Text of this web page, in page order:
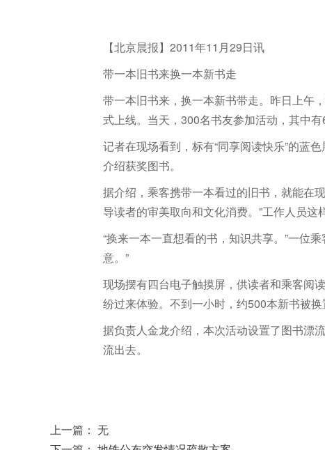
【北京晨报】2011年11月29日讯
带一本旧书来换一本新书走
带一本旧书来，换一本新书带走。昨日上午
式上线。当天，300名书友参加活动，其中
记者在现场看到，标有“同享阅读快乐”的蓝
介绍获奖图书。
据介绍，乘客携带一本看过的旧书，就能在
导读者的审美取向和文化消费。”工作人员这
“换来一本一直想看的书，知识共享。”一位
意。”
现场摆有四台电子触摸屏，供读者和乘客阅
纷过来体验。不到一小时，约500本新书被换
据负责人金龙介绍，本次活动设置了图书漂
流出去。
上一篇： 无